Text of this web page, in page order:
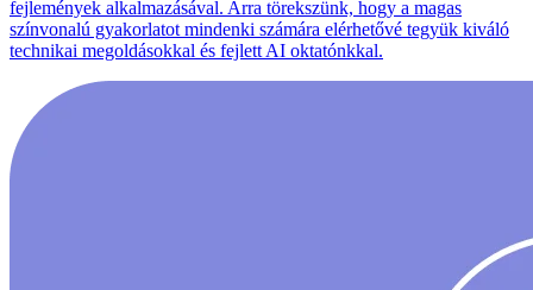
fejlemények alkalmazásával. Arra törekszünk, hogy a magas
színvonalú gyakorlatot mindenki számára elérhetővé tegyük kiváló
technikai megoldásokkal és fejlett AI oktatónkkal.